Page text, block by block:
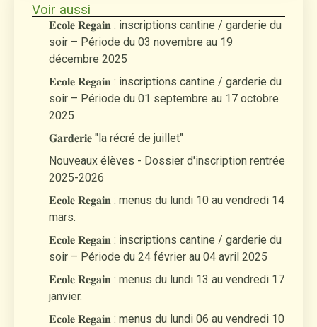
Voir aussi
𝐄𝐜𝐨𝐥𝐞 𝐑𝐞𝐠𝐚𝐢𝐧 : inscriptions cantine / garderie du
soir – Période du 03 novembre au 19
décembre 2025
𝐄𝐜𝐨𝐥𝐞 𝐑𝐞𝐠𝐚𝐢𝐧 : inscriptions cantine / garderie du
soir – Période du 01 septembre au 17 octobre
2025
𝐆𝐚𝐫𝐝𝐞𝐫𝐢𝐞 "la récré de juillet"
Nouveaux élèves - Dossier d'inscription rentrée
2025-2026
𝐄𝐜𝐨𝐥𝐞 𝐑𝐞𝐠𝐚𝐢𝐧 : menus du lundi 10 au vendredi 14
mars.
𝐄𝐜𝐨𝐥𝐞 𝐑𝐞𝐠𝐚𝐢𝐧 : inscriptions cantine / garderie du
soir – Période du 24 février au 04 avril 2025
𝐄𝐜𝐨𝐥𝐞 𝐑𝐞𝐠𝐚𝐢𝐧 : menus du lundi 13 au vendredi 17
janvier.
𝐄𝐜𝐨𝐥𝐞 𝐑𝐞𝐠𝐚𝐢𝐧 : menus du lundi 06 au vendredi 10